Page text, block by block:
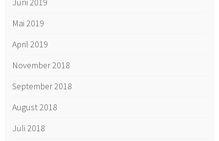
Mai 2019
April 2019
November 2018
September 2018
August 2018
Juli 2018